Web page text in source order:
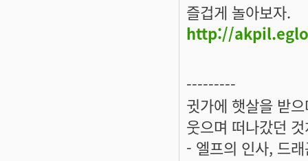
즐겁게 놀아보자.
http://
---------
귓가에 햇살을 받
웃으며 떠나갔던
- 엘프의 인사, 드